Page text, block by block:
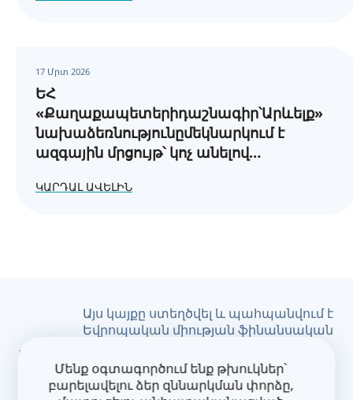
17 Մրտ 2026
ԵՀ
«Քաղաքապետերիդաշնագիր՝Արևելք»
նախաձեռնությունըմեկնարկում է
ազգային մրցույթ՝ կոչ անելով
որոնքընտրելենկայունզարգացմանուղին:
ԿԱՐԴԱԼ ԱՎԵԼԻՆ
Մենք օգտագործում ենք թխուկներ՝
բարելավելու ձեր զննարկման փորձը,
Այս կայքը ստեղծվել և պահպանվում է
Եվրոպական միության ֆինանսական
բովանդակությունը հանդիսանում է
CoM East նախագծի բացառապես
պատասխանատվությունը և